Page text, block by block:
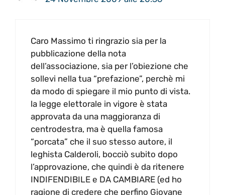
Caro Massimo ti ringrazio sia per la
pubblicazione della nota
dell’associazione, sia per l’obiezione che
sollevi nella tua “prefazione”, perchè mi
da modo di spiegare il mio punto di vista.
la legge elettorale in vigore è stata
approvata da una maggioranza di
centrodestra, ma è quella famosa
“porcata” che il suo stesso autore, il
leghista Calderoli, bocciò subito dopo
l’approvazione, che quindi è da ritenere
INDIFENDIBILE e DA CAMBIARE (ed ho
ragione di credere che perfino Giovane